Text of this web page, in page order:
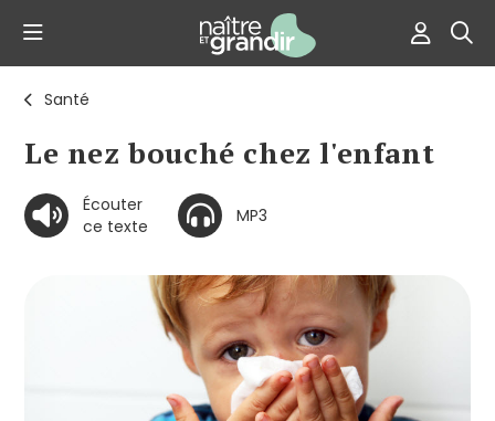
Santé
Le nez bouché chez l'enfant
Écouter
ce texte
MP3